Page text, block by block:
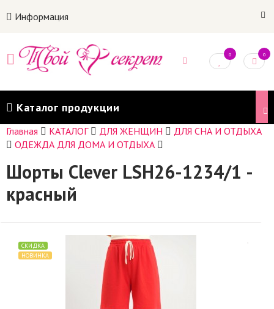
Информация
0 0
Каталог продукции
Главная КАТАЛОГ ДЛЯ ЖЕНЩИН
ДЛЯ СНА И ОТДЫХА
ОДЕЖДА ДЛЯ ДОМА И ОТДЫХА
Шорты Clever LSH26-1234/1 -
красный
СКИДКА
НОВИНКА